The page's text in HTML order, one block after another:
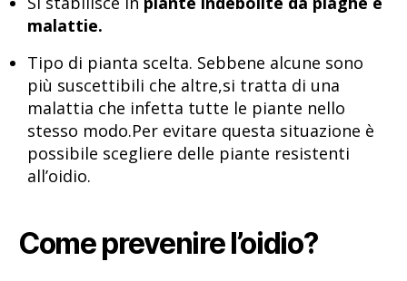
malattie.
Tipo di pianta scelta. Sebbene alcune sono
più suscettibili che altre,si tratta di una
malattia che infetta tutte le piante nello
stesso modo.Per evitare questa situazione è
possibile scegliere delle piante resistenti
all’oidio.
Come prevenire l’oidio?